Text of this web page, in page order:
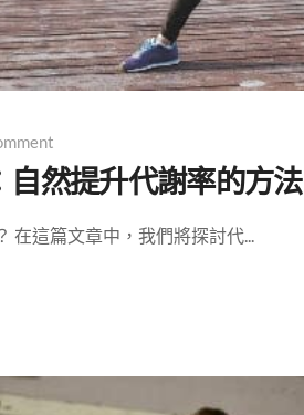
自然提升代謝率的方法
在這篇文章中，我們將探討代...